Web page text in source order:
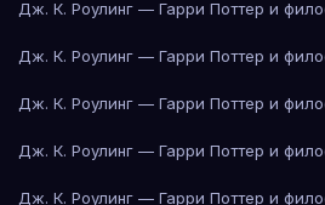
Дж. К. Роулинг — Гарри Поттер и
Дж. К. Роулинг — Гарри Поттер и
Дж. К. Роулинг — Гарри Поттер и
Дж. К. Роулинг — Гарри Поттер и
Дж. К. Роулинг — Гарри Поттер и